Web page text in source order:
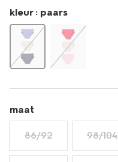
paars-
19320670PURPLE.html
kleur : paars
maat
86/92 98/104